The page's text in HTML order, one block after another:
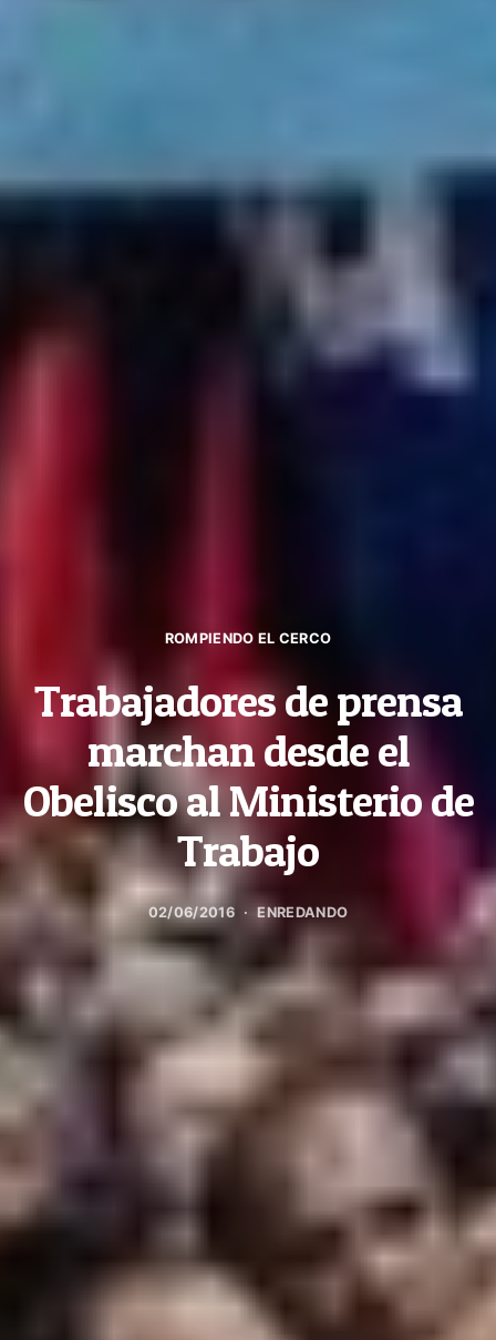
ROMPIENDO EL CERCO
Trabajadores de prensa
marchan desde el
Obelisco al Ministerio de
Trabajo
02/06/2016 ENREDANDO